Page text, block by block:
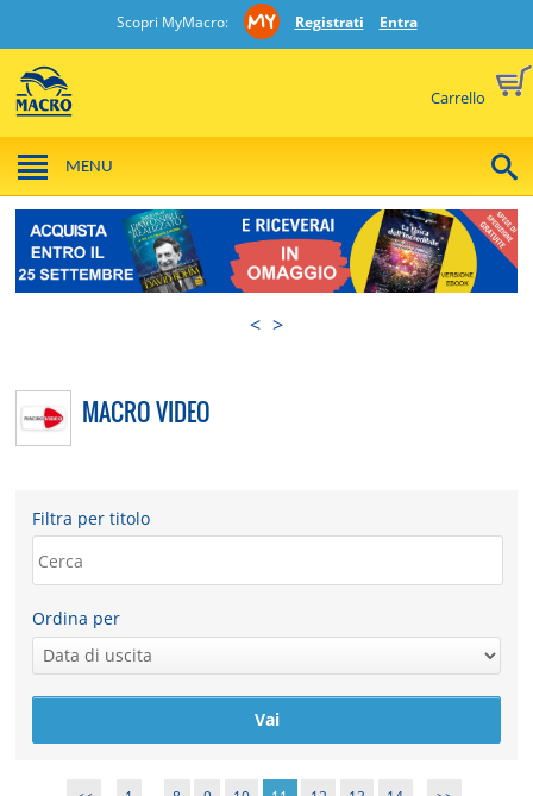
Scopri MyMacro: Registrati Entra
Carrello
MENU
< >
MACRO VIDEO
Filtra per titolo
Ordina per